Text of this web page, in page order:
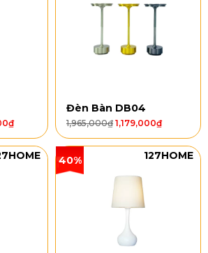
₫
Đèn Bàn DB04
1,965,000₫ 1,179,000₫
40% 127HOME